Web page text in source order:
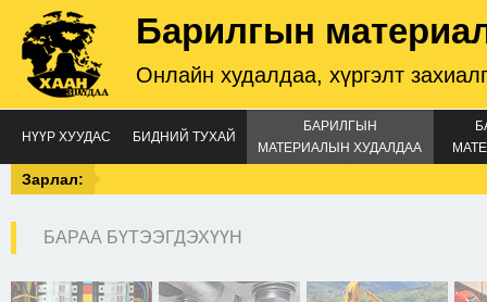
Барилгын
Онлайн худалдаа, хүргэлт
НҮҮР ХУУДАС БИДНИЙ ТУХАЙ
БАРИЛГЫН
МАТЕРИАЛЫН ХУДАЛДАА
Зарлал:
БАРАА БҮТЭЭГДЭХҮҮН